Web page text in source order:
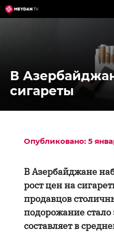
Перейти
к
В
сигареты
Опубликовано: 5
В Азербайджане
рост цен на
продавцов
подорожание
составляет в